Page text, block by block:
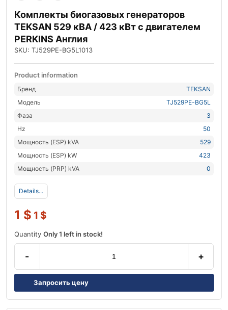
Комплекты биогазовых генераторов
TEKSAN 529 кВА / 423 кВт с двигателем
PERKINS Англия
SKU: TJ529PE-BG5L1013
Product information
Бренд
TEKSAN
Модель
TJ529PE-BG5L
Фаза
3
Hz
50
Мощность (ESP) kVA
529
Мощность (ESP) kW
423
Мощность (PRP) kVA
0
Details...
1 $ 1 $
Quantity Only 1 left in stock!
- +
Запросить цену